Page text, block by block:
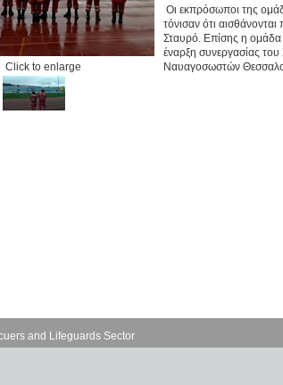
Click to enlarge
Οι εκπρόσωποι της
τόνισαν ότι
Σταυρό. Επίσης η
έναρξη συνεργασίας
Ναυαγοσωστών
and Lifeguards Sector